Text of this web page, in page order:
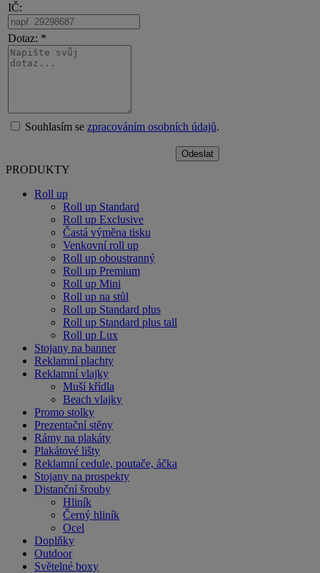
IČ:
Dotaz: *
Souhlasím se zpracováním osobních údajů.
PRODUKTY
Roll up
Roll up Standard
Roll up Exclusive
Častá výměna tisku
Venkovní roll up
Roll up oboustranný
Roll up Premium
Roll up Mini
Roll up na stůl
Roll up Standard plus
Roll up Standard plus tall
Roll up Lux
Stojany na banner
Reklamní plachty
Reklamní vlajky
Muší křídla
Beach vlajky
Promo stolky
Prezentační stěny
Rámy na plakáty
Plakátové lišty
Reklamní cedule, poutače, áčka
Stojany na prospekty
Distanční šrouby
Hliník
Černý hliník
Ocel
Doplňky
Outdoor
Světelné boxy